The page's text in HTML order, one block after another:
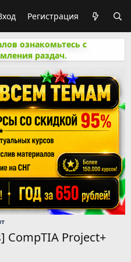
Регистрация
ознакомьтесь с
раздач.
CompTIA Project+